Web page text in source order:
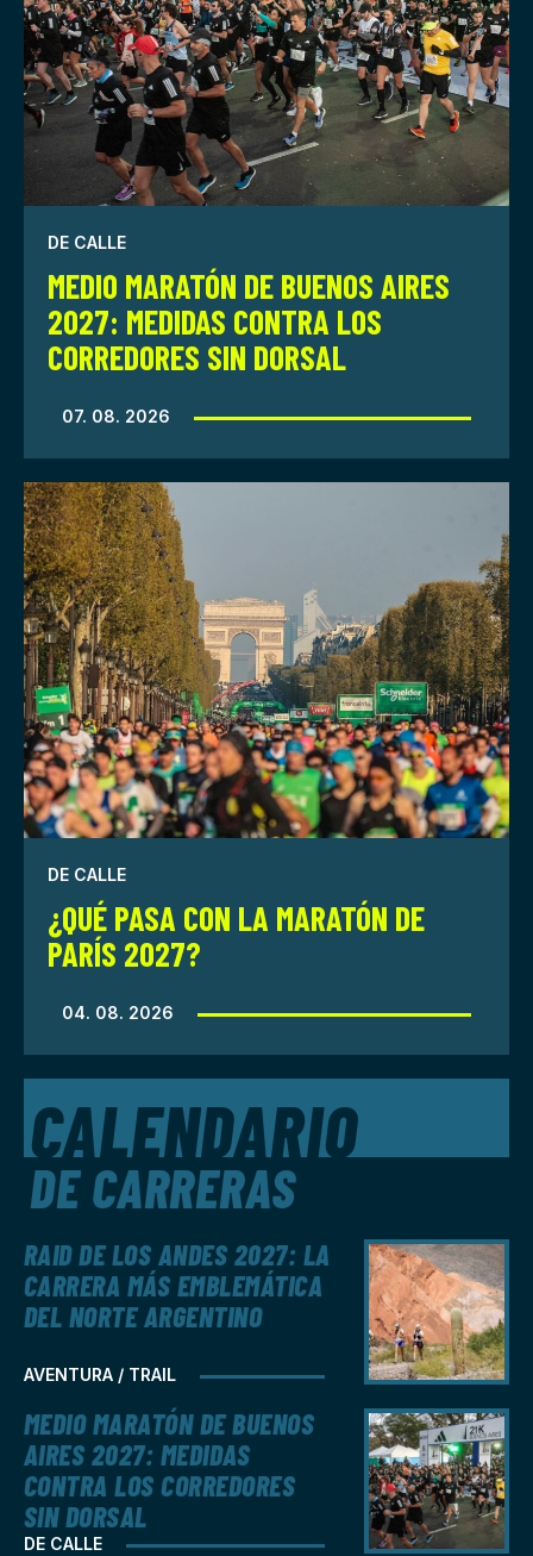
DE CALLE
MEDIO MARATÓN DE BUENOS AIRES
2027: MEDIDAS CONTRA LOS
CORREDORES SIN DORSAL
07. 08. 2026
DE CALLE
¿QUÉ PASA CON LA MARATÓN DE
PARÍS 2027?
04. 08. 2026
CALENDARIO
DE CARRERAS
AVENTURA / TRAIL
RAID DE LOS ANDES 2027: LA
CARRERA MÁS EMBLEMÁTICA
DEL NORTE ARGENTINO
DE CALLE
MEDIO MARATÓN DE BUENOS
AIRES 2027: MEDIDAS
CONTRA LOS CORREDORES
SIN DORSAL